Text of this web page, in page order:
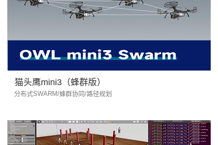
猫头鹰mini3（蜂群版）
分布式SWARM/蜂群协同/路径规划